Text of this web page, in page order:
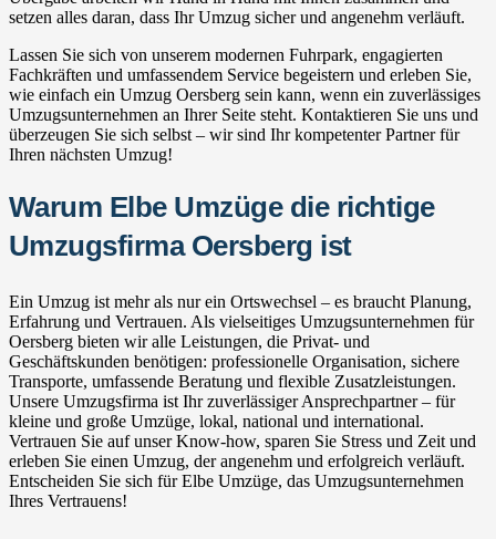
setzen alles daran, dass Ihr Umzug sicher und angenehm verläuft.
Lassen Sie sich von unserem modernen Fuhrpark, engagierten
Fachkräften und umfassendem Service begeistern und erleben Sie,
wie einfach ein Umzug Oersberg sein kann, wenn ein zuverlässiges
Umzugsunternehmen an Ihrer Seite steht. Kontaktieren Sie uns und
überzeugen Sie sich selbst – wir sind Ihr kompetenter Partner für
Ihren nächsten Umzug!
Warum Elbe Umzüge die richtige
Umzugsfirma Oersberg ist
Ein Umzug ist mehr als nur ein Ortswechsel – es braucht Planung,
Erfahrung und Vertrauen. Als vielseitiges Umzugsunternehmen für
Oersberg bieten wir alle Leistungen, die Privat- und
Geschäftskunden benötigen: professionelle Organisation, sichere
Transporte, umfassende Beratung und flexible Zusatzleistungen.
Unsere Umzugsfirma ist Ihr zuverlässiger Ansprechpartner – für
kleine und große Umzüge, lokal, national und international.
Vertrauen Sie auf unser Know-how, sparen Sie Stress und Zeit und
erleben Sie einen Umzug, der angenehm und erfolgreich verläuft.
Entscheiden Sie sich für Elbe Umzüge, das Umzugsunternehmen
Ihres Vertrauens!